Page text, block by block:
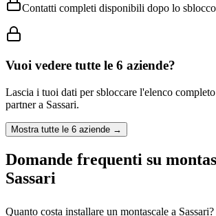
Contatti completi disponibili dopo lo sblocco
Vuoi vedere tutte le 6 aziende?
Lascia i tuoi dati per sbloccare l'elenco
partner a Sassari.
Mostra tutte le 6 aziende →
Domande frequenti su
Sassari
Quanto costa installare un montascale a Sassari?